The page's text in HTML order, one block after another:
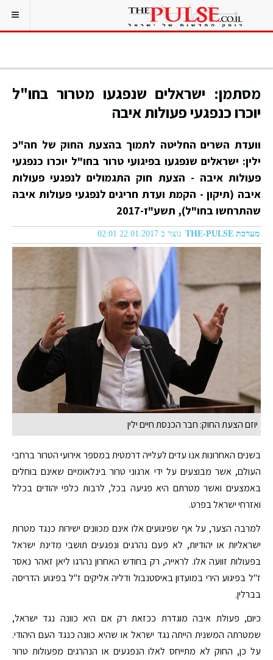
מסתמן: ישראלים שנפגעו מטרור בחו"ל
יוכרו כנפגעי פעולות איבה
וועדת השרים החליטה לתמוך בהצעת החוק של חה"כ
ילין: ישראלים שנפגעו בפיגועי טרור בחו"ל יוכרו כנפגעי
פעולות איבה - הצעת חוק התגמולים לנפגעי פעולות
איבה (תיקון - הקמת ועדת חריגים לנפגעי פעולות איבה
שהתרחשו בחו"ל), תשע"ז-2017
מערכת THE-PULSE נוצר ב 22.01.2017 02:01
יוזם הצעת החוק: חבר הכנסת חיים ילין
בשנים האחרונות אנו עדים לעלייה דרמטית במספר אירועי הטרור ברחבי
העולם, אשר מבוצעים על ידי ארגוני טרור בינלאומיים שאינם בוחלים
באמצעים ואשר מטרתם היא פגיעה בכל, לרבות כלפי יהודים בכלל
ואזרחי ישראל בפרט.
למרבה הצער, על אף שפיגועים אלו אינם מכוונים ישירות כנגד מטרות
ישראליות או יהודיות, לא פעם נהרגים ונפגעים תושבי מדינת ישראל
בפעולות זוועה אלו. לראייה, רק בחודש האחרון נהרגו ליאן זאהר נאסר
ז"ל בפיגוע הירי במועדון באיסטנבול ודליה אליקים ז"ל בפיגוע הדריסה
בברלין.
כיום, פעולת איבה מוגדרת ככזאת רק אם היא כוונה נגד ישראל,
שמטרתה המשנית הייתה נגד ישראל או שהיא כוונה כנגד העם היהודי.
על כן, החוק לא מתייחס לאלו הנפגעים או הנהרגים מפעולות טרור